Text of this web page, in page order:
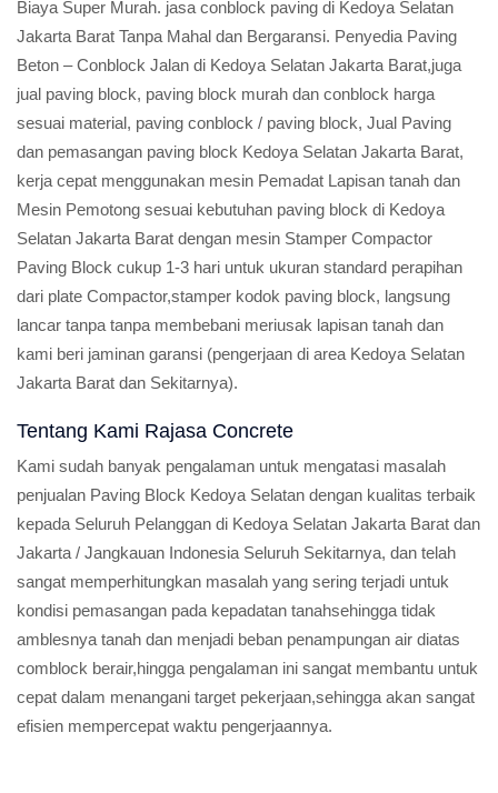
Biaya Super Murah. jasa conblock paving di Kedoya Selatan
Jakarta Barat Tanpa Mahal dan Bergaransi. Penyedia Paving
Beton – Conblock Jalan di Kedoya Selatan Jakarta Barat,juga
jual paving block, paving block murah dan conblock harga
sesuai material, paving conblock / paving block, Jual Paving
dan pemasangan paving block Kedoya Selatan Jakarta Barat,
kerja cepat menggunakan mesin Pemadat Lapisan tanah dan
Mesin Pemotong sesuai kebutuhan paving block di Kedoya
Selatan Jakarta Barat dengan mesin Stamper Compactor
Paving Block cukup 1-3 hari untuk ukuran standard perapihan
dari plate Compactor,stamper kodok paving block, langsung
lancar tanpa tanpa membebani meriusak lapisan tanah dan
kami beri jaminan garansi (pengerjaan di area Kedoya Selatan
Jakarta Barat dan Sekitarnya).
Tentang Kami Rajasa Concrete
Kami sudah banyak pengalaman untuk mengatasi masalah
penjualan Paving Block Kedoya Selatan dengan kualitas terbaik
kepada Seluruh Pelanggan di Kedoya Selatan Jakarta Barat dan
Jakarta / Jangkauan Indonesia Seluruh Sekitarnya, dan telah
sangat memperhitungkan masalah yang sering terjadi untuk
kondisi pemasangan pada kepadatan tanahsehingga tidak
amblesnya tanah dan menjadi beban penampungan air diatas
comblock berair,hingga pengalaman ini sangat membantu untuk
cepat dalam menangani target pekerjaan,sehingga akan sangat
efisien mempercepat waktu pengerjaannya.